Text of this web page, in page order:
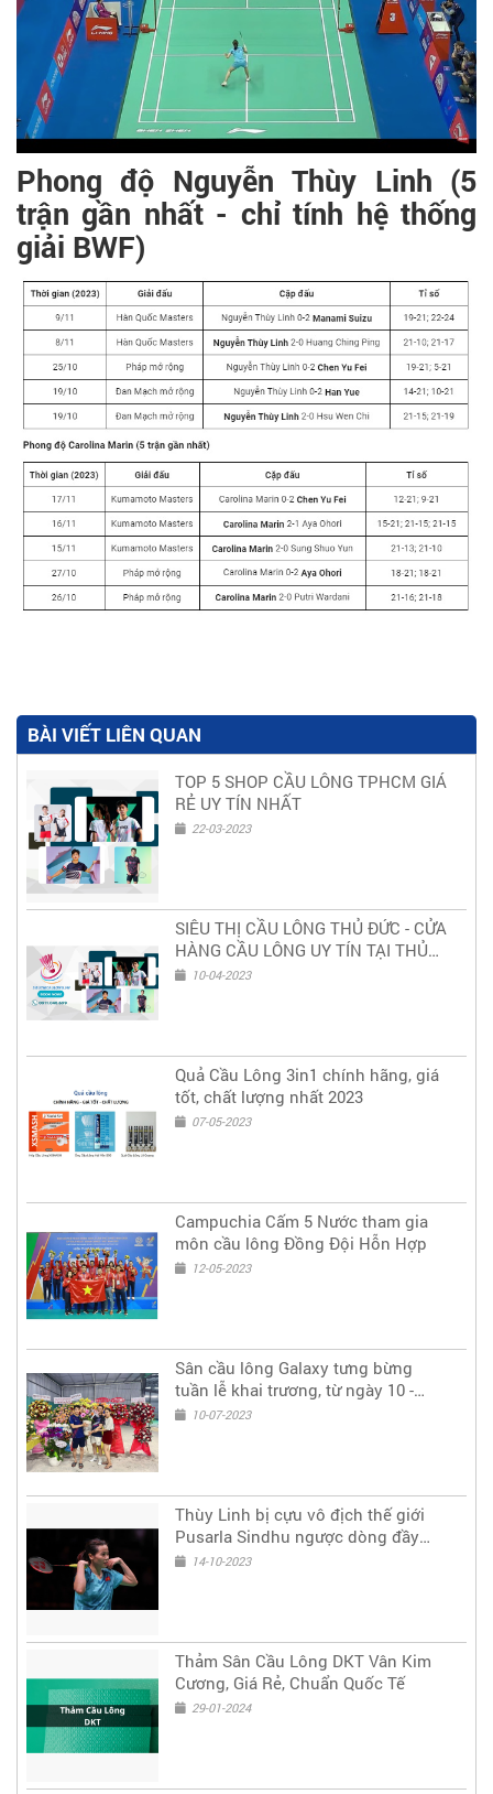
Phong độ Nguyễn Thùy Linh (5
trận gần nhất - chỉ tính hệ thống
giải BWF)
BÀI VIẾT LIÊN QUAN
TOP 5 SHOP CẦU LÔNG TPHCM GIÁ
RẺ UY TÍN NHẤT
22-03-2023
SIÊU THỊ CẦU LÔNG THỦ ĐỨC - CỬA
HÀNG CẦU LÔNG UY TÍN TẠI THỦ
ĐỨC10-04-2023
Quả Cầu Lông 3in1 chính hãng, giá
tốt, chất lượng nhất 2023
07-05-2023
Campuchia Cấm 5 Nước tham gia
môn cầu lông Đồng Đội Hỗn Hợp
12-05-2023
Sân cầu lông Galaxy tưng bừng
tuần lễ khai trương, từ ngày 10 -
14/7/2023
10-07-2023
Thùy Linh bị cựu vô địch thế giới
Pusarla Sindhu ngược dòng đầy
tiếc nuối ở tứ kết Phần Lan mở rộng
14-10-2023
Thảm Sân Cầu Lông DKT Vân Kim
Cương, Giá Rẻ, Chuẩn Quốc Tế
29-01-2024